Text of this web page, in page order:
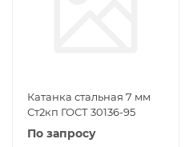
Катанка стальная 7 мм
Ст2кп ГОСТ 30136-95
По запросу